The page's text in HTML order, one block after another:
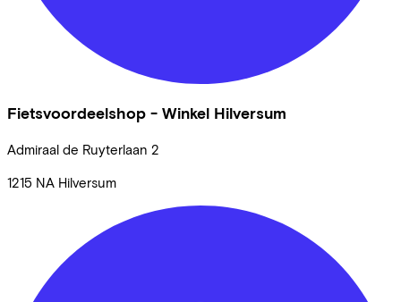
Fietsvoordeelshop - Winkel Hilversum
Admiraal de Ruyterlaan 2
1215 NA Hilversum